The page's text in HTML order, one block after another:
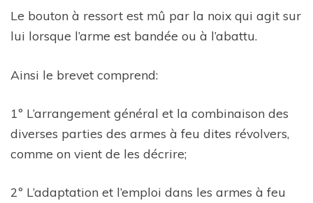
Le bouton à ressort est mû par la noix qui agit sur
lui lorsque l’arme est bandée ou à l’abattu.
Ainsi le brevet comprend:
1º L’arrangement général et la combinaison des
diverses parties des armes à feu dites révolvers,
comme on vient de les décrire;
2º L’adaptation et l’emploi dans les armes à feu